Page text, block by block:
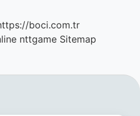
boci.com.tr
nttgame Sitemap